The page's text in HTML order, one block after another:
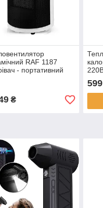
RAF 1187
- портативний
₴
599